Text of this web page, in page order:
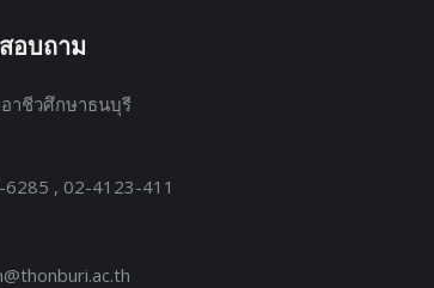
อบถาม
าชีวศึกษาธนบุรี
, 02-4123-411